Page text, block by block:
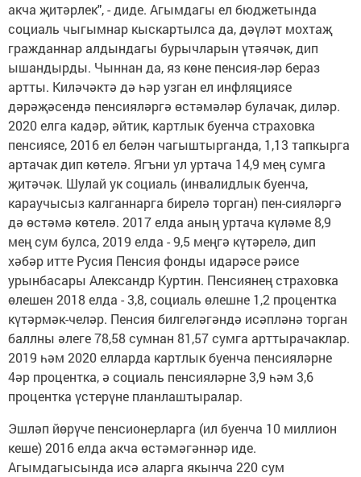
акча җи­тәр­лек", - диде. Агымдагы ел бюджетында
социаль чыгымнар кыскартылса да, дәүләт мохтаҗ
гражданнар алдындагы бурычларын үтәячәк, дип
ышандырды. Чыннан да, яз көне пенсия-ләр бераз
артты. Киләчәктә дә һәр узган ел инфляциясе
дәрәҗәсендә пенсияләргә өстәмәләр булачак, диләр.
2020 елга кадәр, әйтик, картлык буенча страховка
пенсиясе, 2016 ел белән чагыштырганда, 1,13 тапкырга
артачак дип көтелә. Ягъни ул уртача 14,9 мең сумга
җитәчәк. Шулай ук социаль (инвалидлык буенча,
караучысыз калганнарга бирелә торган) пен-сияләргә
дә өстәмә көтелә. 2017 елда аның уртача күләме 8,9
мең сум булса, 2019 елда - 9,5 меңгә күтә­релә, дип
хәбәр итте Русия Пенсия фонды идарәсе рәисе
урынбасары Александр Куртин. Пенсия­нең страховка
өлешен 2018 елда - 3,8, социаль өлеш­не 1,2 процентка
күтәрмәк-челәр. Пенсия билгелә­гәндә исәпләнә торган
баллны әлеге 78,58 сумнан 81,57 сумга арттырачаклар.
2019 һәм 2020 елларда картлык буенча пенсияләрне
4әр процентка, ә социаль пен­сия­­ләрне 3,9 һәм 3,6
процентка үсте­рүне планлаштыралар.
Эшләп йөрүче пенсио­нерлар­га (ил буенча 10 миллион
кеше) 2016 елда акча өстәмәгәннәр иде.
Агымдагысында исә аларга якынча 220 сум